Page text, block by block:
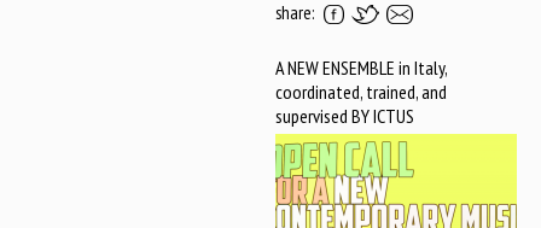
share:
A NEW ENSEMBLE in Italy,
coordinated, trained, and
supervised BY ICTUS